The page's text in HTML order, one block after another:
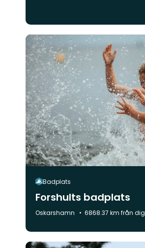
Badplats
Forshults badplats
Kommun:
Oskarshamn 6868.37 km från dig